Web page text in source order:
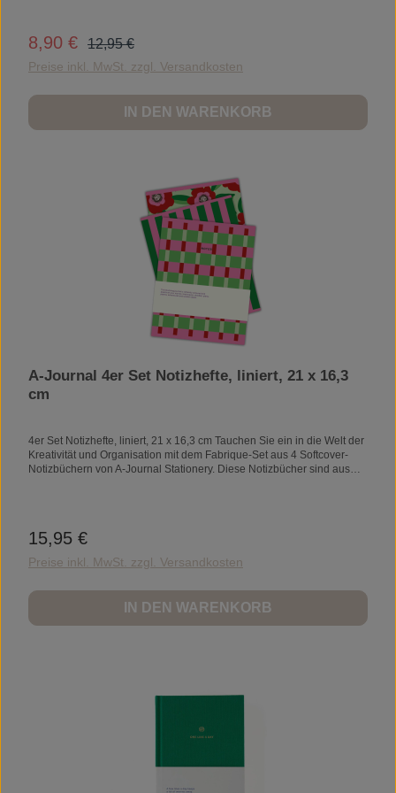
Verkaufspreis:
8,90 € Regulärer Preis:
12,95 €
Preise inkl. MwSt. zzgl. Versandkosten
IN DEN WARENKORB
A-Journal 4er Set Notizhefte, liniert, 21 x 16,3
cm
4er Set Notizhefte, liniert, 21 x 16,3 cm Tauchen Sie ein in die Welt der
Kreativität und Organisation mit dem Fabrique-Set aus 4 Softcover-
Notizbüchern von A-Journal Stationery. Diese Notizbücher sind aus
wunderschön gefertigten Notizbüchern, die ein Beweis für die Kraft
Regulärer Preis:
15,95 €
Preise inkl. MwSt. zzgl. Versandkosten
IN DEN WARENKORB